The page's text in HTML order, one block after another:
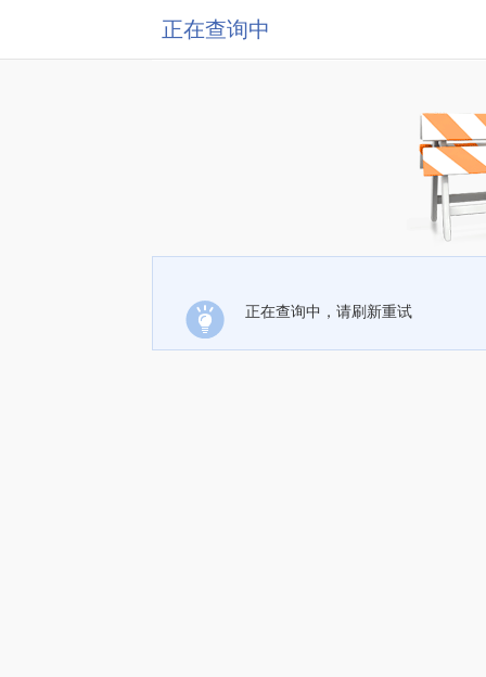
正在查询中
正在查询中，请刷新重试